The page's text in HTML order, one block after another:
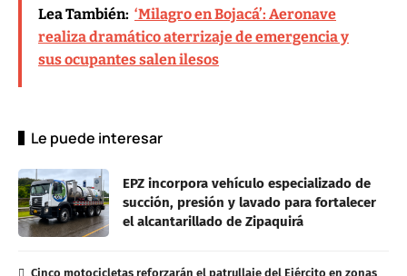
Lea También: ‘Milagro en Bojacá’: Aeronave
realiza dramático aterrizaje de emergencia y
sus ocupantes salen ilesos
Le puede interesar
EPZ incorpora vehículo especializado de
succión, presión y lavado para fortalecer
el alcantarillado de Zipaquirá
Cinco motocicletas reforzarán el patrullaje del Ejército en zonas